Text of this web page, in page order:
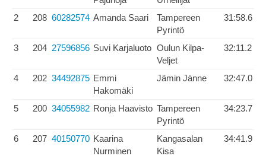
2 208 60282574 Amanda Saari
Tampereen
Pyrintö
31:58.6
3 204 27596856 Suvi Karjaluoto Oulun Kilpa-
Veljet
32:11.2
4 202 34492875 Emmi
Hakomäki
Jämin Jänne 32:47.0
5 200 34055982 Ronja Haavisto Tampereen
Pyrintö
34:23.7
6 207 40150770 Kaarina
Nurminen
Kangasalan
Kisa
34:41.9